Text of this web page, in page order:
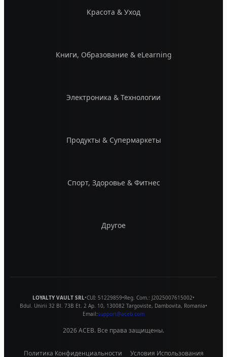
Красота & Уход
Книги, Образование & eLearning
Электроника & Технологии
Продукты & Супермаркеты
Спорт, Здоровье & Фитнес
Другое
LOYALTY VAULT SRL•CUI: 51229859•Reg. Com.: J2025007615002•
Bdul. Unirii 32 Bl. 73B Et. 2 Ap. 10, 130082 Targoviste, Dambovita, Romania•
Email:support@aceb.com
2026ACEB. Все права защищены.
Политика Конфиденциальности Условия Использования